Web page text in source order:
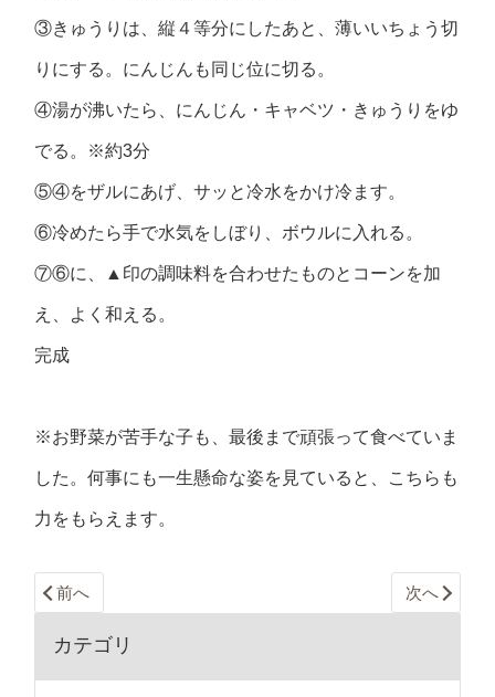
③きゅうりは、縦４等分にしたあと、薄いいちょう切
りにする。にんじんも同じ位に切る。
④湯が沸いたら、にんじん・キャベツ・きゅうりをゆ
でる。※約3分
⑤④をザルにあげ、サッと冷水をかけ冷ます。
⑥冷めたら手で水気をしぼり、ボウルに入れる。
⑦⑥に、▲印の調味料を合わせたものとコーンを加
え、よく和える。
完成
※お野菜が苦手な子も、最後まで頑張って食べていま
した。何事にも一生懸命な姿を見ていると、こちらも
力をもらえます。
前へ 次へ
カテゴリ